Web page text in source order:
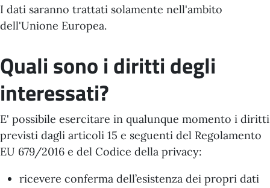
I dati saranno trattati solamente nell'ambito
dell'Unione Europea.
Quali sono i diritti degli
interessati?
E' possibile esercitare in qualunque momento i diritti
previsti dagli articoli 15 e seguenti del Regolamento
EU 679/2016 e del Codice della privacy:
ricevere conferma dell’esistenza dei propri dati